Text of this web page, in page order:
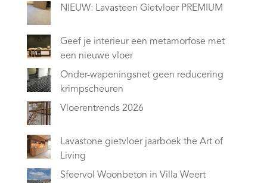
NIEUW: Lavasteen Gietvloer PREMIUM
Geef je interieur een metamorfose met
een nieuwe vloer
Onder-wapeningsnet geen reducering
krimpscheuren
Vloerentrends 2026
Lavastone gietvloer jaarboek the Art of
Living
Sfeervol Woonbeton in Villa Weert